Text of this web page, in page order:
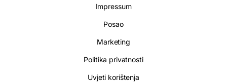
Impressum
Posao
Marketing
Politika privatnosti
Uvjeti korištenja